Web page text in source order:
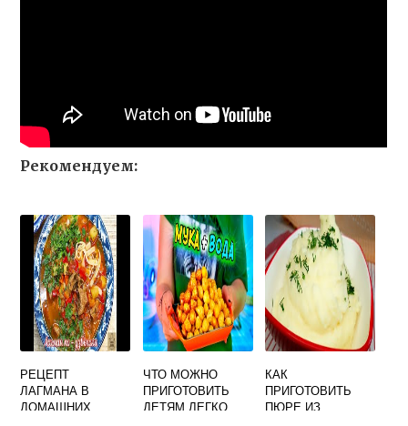
Рекомендуем:
РЕЦЕПТ
ЛАГМАНА В
ДОМАШНИХ
ЧТО МОЖНО
ПРИГОТОВИТЬ
ДЕТЯМ ЛЕГКО
КАК
ПРИГОТОВИТЬ
ПЮРЕ ИЗ